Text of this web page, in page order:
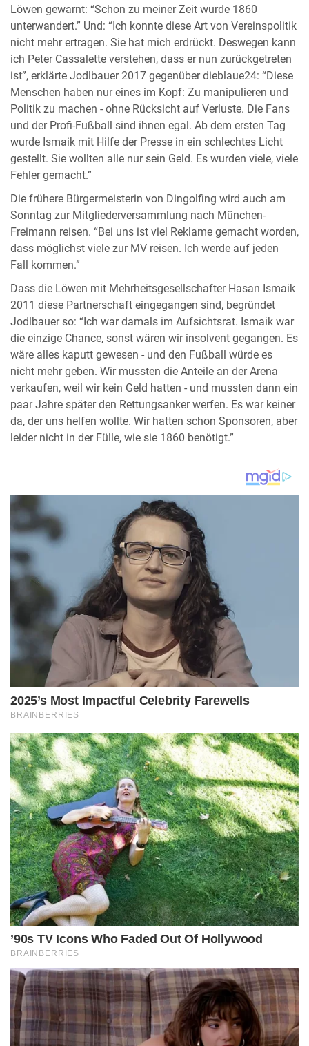
Löwen gewarnt: “Schon zu meiner Zeit wurde 1860
unterwandert.” Und: “Ich konnte diese Art von Vereinspolitik
nicht mehr ertragen. Sie hat mich erdrückt. Deswegen kann
ich Peter Cassalette verstehen, dass er nun zurückgetreten
ist”, erklärte Jodlbauer 2017 gegenüber dieblaue24: “Diese
Menschen haben nur eines im Kopf: Zu manipulieren und
Politik zu machen - ohne Rücksicht auf Verluste. Die Fans
und der Profi-Fußball sind ihnen egal. Ab dem ersten Tag
wurde Ismaik mit Hilfe der Presse in ein schlechtes Licht
gestellt. Sie wollten alle nur sein Geld. Es wurden viele, viele
Fehler gemacht.”
Die frühere Bürgermeisterin von Dingolfing wird auch am
Sonntag zur Mitgliederversammlung nach München-
Freimann reisen. “Bei uns ist viel Reklame gemacht worden,
dass möglichst viele zur MV reisen. Ich werde auf jeden
Fall kommen.”
Dass die Löwen mit Mehrheitsgesellschafter Hasan Ismaik
2011 diese Partnerschaft eingegangen sind, begründet
Jodlbauer so: “Ich war damals im Aufsichtsrat. Ismaik war
die einzige Chance, sonst wären wir insolvent gegangen. Es
wäre alles kaputt gewesen - und den Fußball würde es
nicht mehr geben. Wir mussten die Anteile an der Arena
verkaufen, weil wir kein Geld hatten - und mussten dann ein
paar Jahre später den Rettungsanker werfen. Es war keiner
da, der uns helfen wollte. Wir hatten schon Sponsoren, aber
leider nicht in der Fülle, wie sie 1860 benötigt.”